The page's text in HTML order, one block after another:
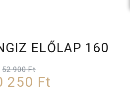
ELŐLAP 160
52 900 Ft
250 Ft